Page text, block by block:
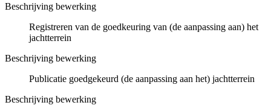
Beschrijving bewerking
Registreren van de goedkeuring van (de aanpassing aan) het
jachtterrein
Beschrijving bewerking
Publicatie goedgekeurd (de aanpassing aan het) jachtterrein
Beschrijving bewerking